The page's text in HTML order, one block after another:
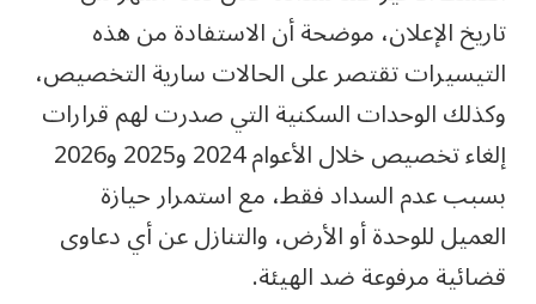
تاريخ الإعلان، موضحة أن الاستفادة من هذه
التيسيرات تقتصر على الحالات سارية التخصيص،
وكذلك الوحدات السكنية التي صدرت لهم قرارات
إلغاء تخصيص خلال الأعوام 2024 و2025 و2026
بسبب عدم السداد فقط، مع استمرار حيازة
العميل للوحدة أو الأرض، والتنازل عن أي دعاوى
قضائية مرفوعة ضد الهيئة.